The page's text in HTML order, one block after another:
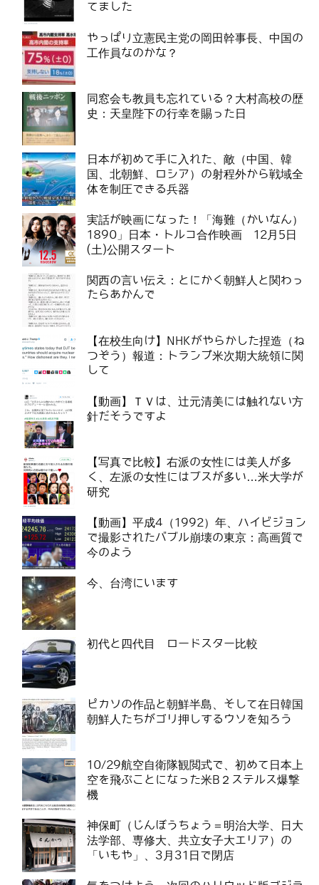
てました
やっぱり立憲民主党の岡田幹事長、中国の
工作員なのかな？
同窓会も教員も忘れている？大村高校の歴
史：天皇陛下の行幸を賜った日
日本が初めて手に入れた、敵（中国、韓
国、北朝鮮、ロシア）の射程外から戦域全
体を制圧できる兵器
実話が映画になった！「海難（かいなん）
1890」日本・トルコ合作映画 12月5日
(土)公開スタート
関西の言い伝え：とにかく朝鮮人と関わっ
たらあかんで
【在校生向け】NHKがやらかした捏造（ね
つぞう）報道：トランプ米次期大統領に関
して
【動画】ＴＶは、辻元清美には触れない方
針だそうですよ
【写真で比較】右派の女性には美人が多
く、左派の女性にはブスが多い…米大学が
研究
【動画】平成4（1992）年、ハイビジョン
で撮影されたバブル崩壊の東京：高画質で
今のよう
今、台湾にいます
初代と四代目 ロードスター比較
ピカソの作品と朝鮮半島、そして在日韓国
朝鮮人たちがゴリ押しするウソを知ろう
10/29航空自衛隊観閲式で、初めて日本上
空を飛ぶことになった米B２ステルス爆撃
機
神保町（じんぼうちょう＝明治大学、日大
法学部、専修大、共立女子大エリア）の
「いもや」、3月31日で閉店